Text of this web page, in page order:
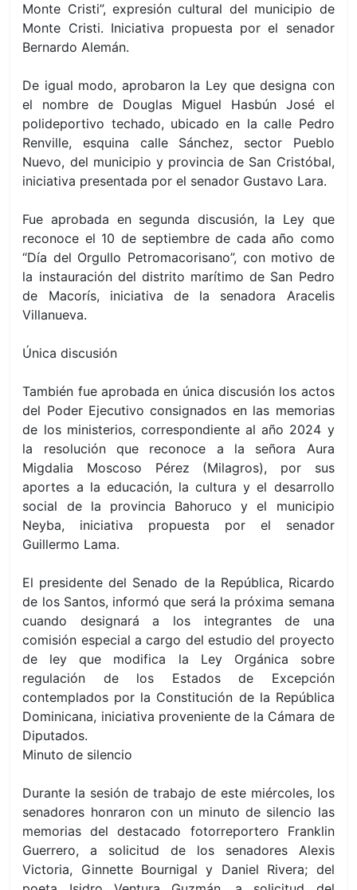
Monte Cristi”, expresión cultural del municipio de
Monte Cristi. Iniciativa propuesta por el senador
Bernardo Alemán.
De igual modo, aprobaron la Ley que designa con
el nombre de Douglas Miguel Hasbún José el
polideportivo techado, ubicado en la calle Pedro
Renville, esquina calle Sánchez, sector Pueblo
Nuevo, del municipio y provincia de San Cristóbal,
iniciativa presentada por el senador Gustavo Lara.
Fue aprobada en segunda discusión, la Ley que
reconoce el 10 de septiembre de cada año como
“Día del Orgullo Petromacorisano”, con motivo de
la instauración del distrito marítimo de San Pedro
de Macorís, iniciativa de la senadora Aracelis
Villanueva.
Única discusión
También fue aprobada en única discusión los actos
del Poder Ejecutivo consignados en las memorias
de los ministerios, correspondiente al año 2024 y
la resolución que reconoce a la señora Aura
Migdalia Moscoso Pérez (Milagros), por sus
aportes a la educación, la cultura y el desarrollo
social de la provincia Bahoruco y el municipio
Neyba, iniciativa propuesta por el senador
Guillermo Lama.
El presidente del Senado de la República, Ricardo
de los Santos, informó que será la próxima semana
cuando designará a los integrantes de una
comisión especial a cargo del estudio del proyecto
de ley que modifica la Ley Orgánica sobre
regulación de los Estados de Excepción
contemplados por la Constitución de la República
Dominicana, iniciativa proveniente de la Cámara de
Diputados.
Minuto de silencio
Durante la sesión de trabajo de este miércoles, los
senadores honraron con un minuto de silencio las
memorias del destacado fotorreportero Franklin
Guerrero, a solicitud de los senadores Alexis
Victoria, Ginnette Bournigal y Daniel Rivera; del